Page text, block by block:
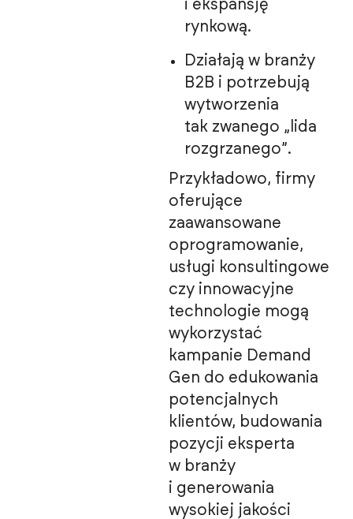
i ekspansję
rynkową.
Działają w branży
B2B i potrzebują
wytworzenia
tak zwanego „lida
rozgrzanego”.
Przykładowo, firmy
oferujące
zaawansowane
oprogramowanie,
usługi konsultingowe
czy innowacyjne
technologie mogą
wykorzystać
kampanie Demand
Gen do edukowania
potencjalnych
klientów, budowania
pozycji eksperta
w branży
i generowania
wysokiej jakości